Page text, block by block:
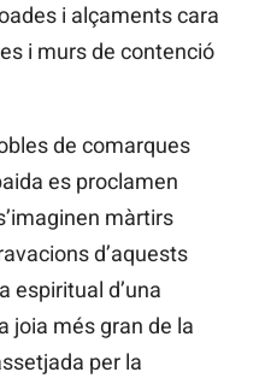
i alçaments cara
i murs de contenció
de comarques
es proclamen
màrtirs
d’aquests
espiritual d’una
joia més gran de la
per la